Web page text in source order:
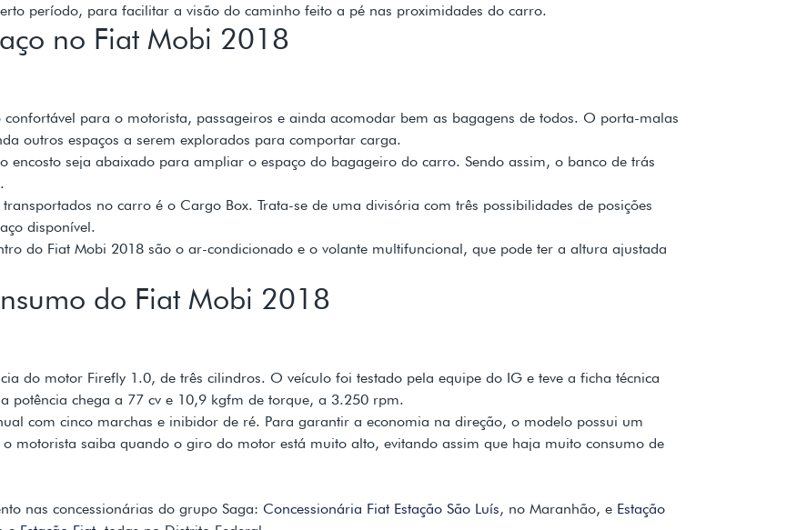
período, para facilitar a visão do caminho feito a pé nas proximidades do carro.
no Fiat Mobi 2018
para o motorista, passageiros e ainda acomodar bem as bagagens de todos. O porta-malas
outros espaços a serem explorados para comportar carga.
seja abaixado para ampliar o espaço do bagageiro do carro. Sendo assim, o banco de trás
no carro é o Cargo Box. Trata-se de uma divisória com três possibilidades de posições
disponível.
do Fiat Mobi 2018 são o ar-condicionado e o volante multifuncional, que pode ter a altura ajustada
do Fiat Mobi 2018
do motor Firefly 1.0, de três cilindros. O veículo foi testado pela equipe do IG e teve a ficha técnica
potência chega a 77 cv e 10,9 kgfm de torque, a 3.250 rpm.
com cinco marchas e inibidor de ré. Para garantir a economia na direção, o modelo possui um
motorista saiba quando o giro do motor está muito alto, evitando assim que haja muito consumo de
nas concessionárias do grupo Saga: Concessionária Fiat Estação São Luís, no Maranhão, e Estação